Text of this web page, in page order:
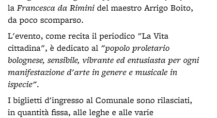
la Francesca da Rimini del maestro Arrigo Boito,
da poco scomparso.
L'evento, come recita il periodico "La Vita
cittadina", è dedicato al "popolo proletario
bolognese, sensibile, vibrante ed entusiasta per ogni
manifestazione d'arte in genere e musicale in
ispecie".
I biglietti d'ingresso al Comunale sono rilasciati,
in quantità fissa, alle leghe e alle varie